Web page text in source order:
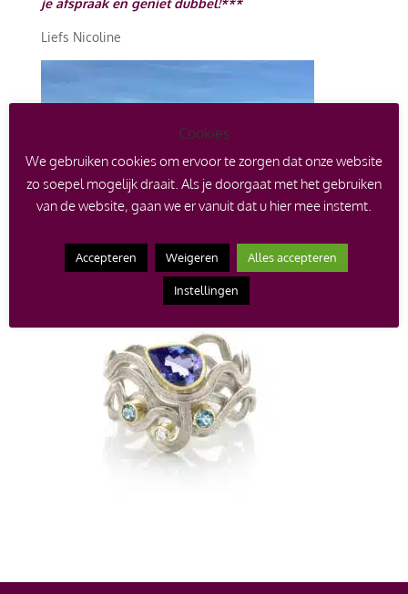
Liefs Nicoline
Cookies
We gebruiken cookies om ervoor te zorgen dat onze website
zo soepel mogelijk draait. Als je doorgaat met het gebruiken
van de website, gaan we er vanuit dat u hier mee instemt.
Accepteren Weigeren Alles accepteren
Instellingen